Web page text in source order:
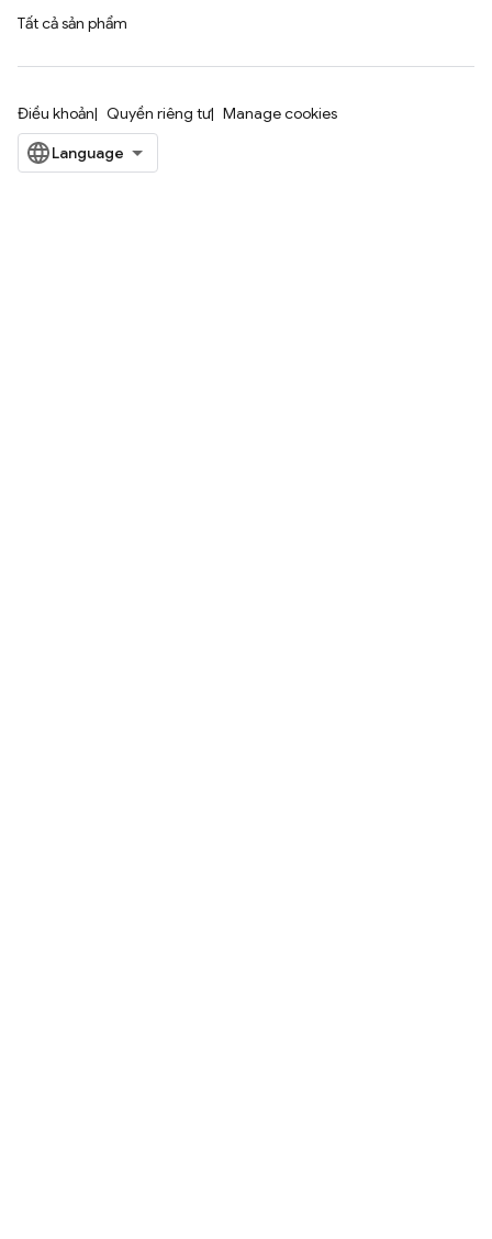
Tất cả sản phẩm
Điều khoản Quyền riêng tư Manage cookies